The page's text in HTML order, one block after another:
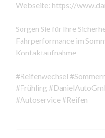
Webseite: https://
Sorgen Sie für Ihre
Fahrperformance im
Kontaktaufnahme.
#Reifenwechsel
#Frühling
#Autoservice #Reifen